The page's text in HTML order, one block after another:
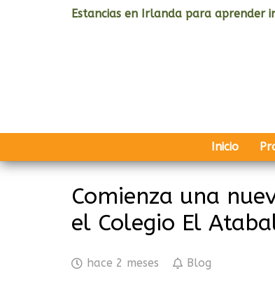
Estancias en Irlanda para aprender
Inicio
Comienza una
el Colegio El
hace 2 meses Blog